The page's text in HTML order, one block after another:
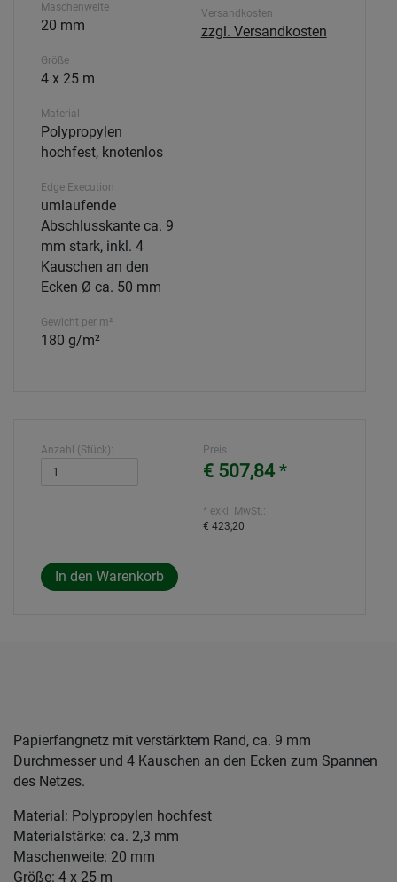
Maschenweite
20 mm
Größe
4 x 25 m
Material
Polypropylen
hochfest, knotenlos
Edge Execution
umlaufende
Abschlusskante ca. 9
mm stark, inkl. 4
Kauschen an den
Ecken Ø ca. 50 mm
Gewicht per m²
180 g/m²
Versandkosten
zzgl. Versandkosten
Anzahl (Stück): Preis
€ 507,84*
* exkl. MwSt.:
€ 423,20
Papierfangnetz mit verstärktem Rand, ca. 9 mm
Durchmesser und 4 Kauschen an den Ecken zum Spannen
des Netzes.
Material: Polypropylen hochfest
Materialstärke: ca. 2,3 mm
Maschenweite: 20 mm
Größe: 4 x 25 m